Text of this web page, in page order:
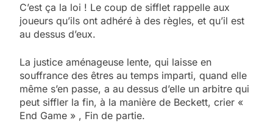
C’est ça la loi ! Le coup de sifflet rappelle aux
joueurs qu’ils ont adhéré à des règles, et qu’il est
au dessus d’eux.
La justice aménageuse lente, qui laisse en
souffrance des êtres au temps imparti, quand elle
même s’en passe, a au dessus d’elle un arbitre qui
peut siffler la fin, à la manière de Beckett, crier «
End Game » , Fin de partie.